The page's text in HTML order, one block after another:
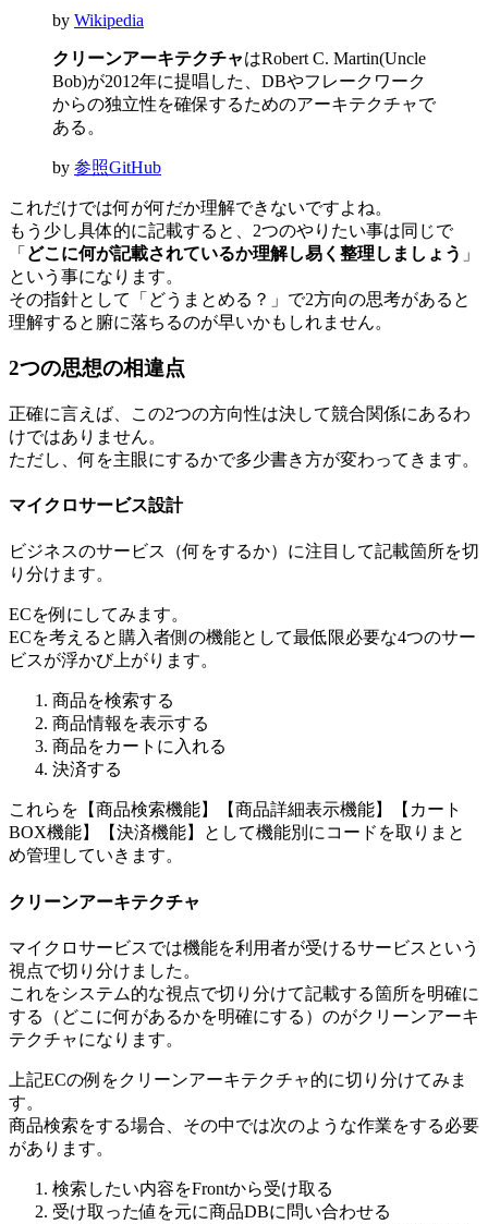
by Wikipedia
クリーンアーキテクチャはRobert C. Martin(Uncle
Bob)が2012年に提唱した、DBやフレークワーク
からの独立性を確保するためのアーキテクチャで
ある。
by 参照GitHub
これだけでは何が何だか理解できないですよね。
もう少し具体的に記載すると、2つのやりたい事は同じで
「 どこに何が記載されているか理解し易く整理しましょう 」
という事になります。
その指針として「どうまとめる？」で2方向の思考があると
理解すると腑に落ちるのが早いかもしれません。
2つの思想の相違点
正確に言えば、この2つの方向性は決して競合関係にあるわ
けではありません。
ただし、何を主眼にするかで多少書き方が変わってきます。
マイクロサービス設計
ビジネスのサービス（何をするか）に注目して記載箇所を切
り分けます。
ECを例にしてみます。
ECを考えると購入者側の機能として最低限必要な4つのサー
ビスが浮かび上がります。
商品を検索する
商品情報を表示する
商品をカートに入れる
決済する
これらを【商品検索機能】【商品詳細表示機能】【カート
BOX機能】【決済機能】として機能別にコードを取りまと
め管理していきます。
クリーンアーキテクチャ
マイクロサービスでは機能を利用者が受けるサービスという
視点で切り分けました。
これをシステム的な視点で切り分けて記載する箇所を明確に
する（どこに何があるかを明確にする）のがクリーンアーキ
テクチャになります。
上記ECの例をクリーンアーキテクチャ的に切り分けてみま
す。
商品検索をする場合、その中では次のような作業をする必要
があります。
検索したい内容をFrontから受け取る
受け取った値を元に商品DBに問い合わせる